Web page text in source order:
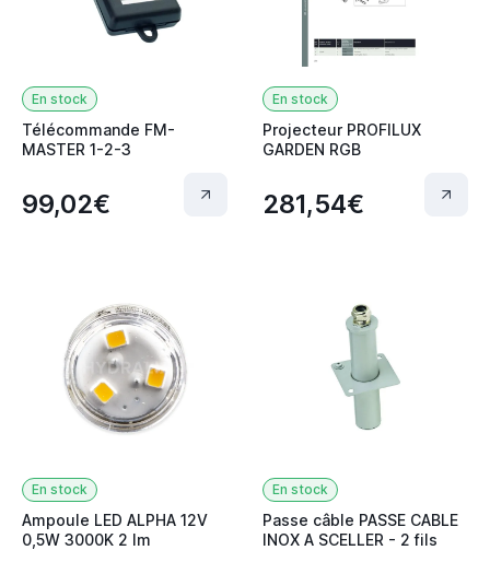
En stock
Télécommande FM-
MASTER 1-2-3
99,02€
En stock
Projecteur PROFILUX
GARDEN RGB
281,54€
En stock
Ampoule LED ALPHA 12V
0,5W 3000K 2 lm
En stock
Passe câble PASSE CABLE
INOX A SCELLER - 2 fils